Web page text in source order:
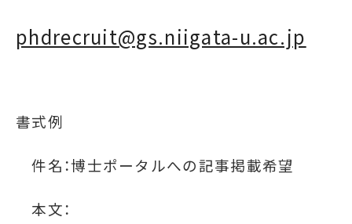
phdrecruit@gs.niigata-u.ac.jp
書式例
件名：博士ポータルへの記事掲載希望
本文：